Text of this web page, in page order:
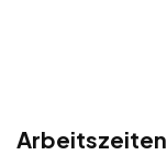
Arbeitszeiten